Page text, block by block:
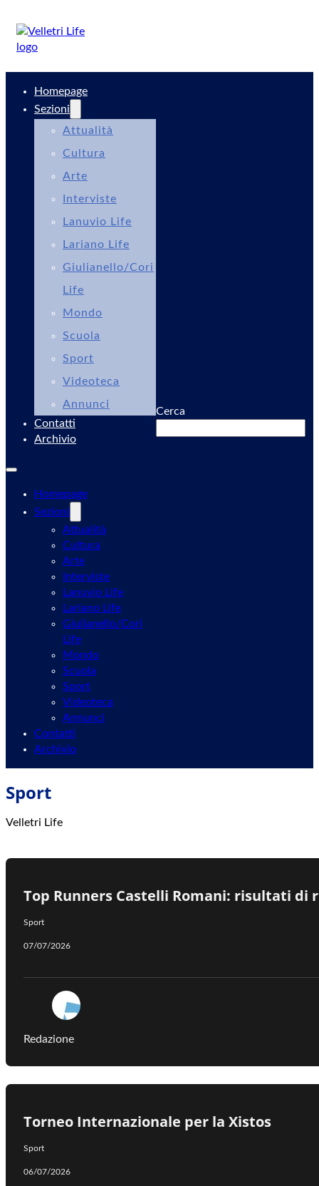
Homepage
Sezioni
Attualità
Cultura
Arte
Interviste
Lanuvio Life
Lariano Life
Giulianello/Cori
Life
Mondo
Scuola
Sport
Videoteca
Annunci
Contatti
Archivio
Homepage
Sezioni
Attualità
Cultura
Arte
Interviste
Lanuvio Life
Lariano Life
Giulianello/Cori
Life
Mondo
Scuola
Sport
Videoteca
Annunci
Contatti
Archivio
Cerca
Sport
Velletri Life
Top Runners Castelli Romani: risultati di
Sport
07/07/2026
Redazione
Torneo Internazionale per la Xistos
Sport
06/07/2026